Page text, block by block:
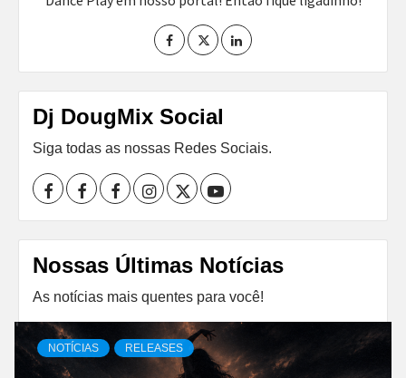
Dj DougMix Social
Siga todas as nossas Redes Sociais.
Facebook
Perfil
I
Perfil
II
Instagram
TwitterYoutube
Nossas Últimas Notícias
As notícias mais quentes para você!
NOTÍCIAS RELEASES